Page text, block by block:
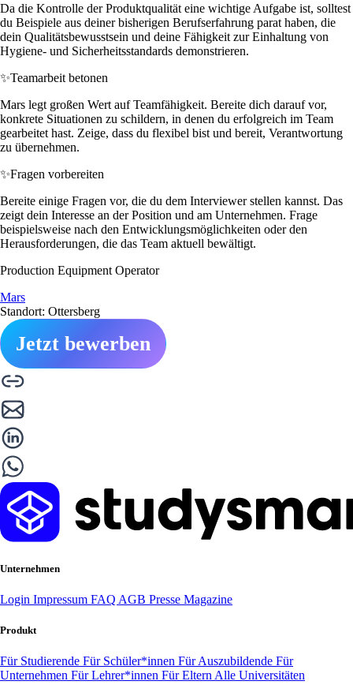
Da die Kontrolle der Produktqualität eine wichtige Aufgabe ist, solltest
du Beispiele aus deiner bisherigen Berufserfahrung parat haben, die
dein Qualitätsbewusstsein und deine Fähigkeit zur Einhaltung von
Hygiene- und Sicherheitsstandards demonstrieren.
✨Teamarbeit betonen
Mars legt großen Wert auf Teamfähigkeit. Bereite dich darauf vor,
konkrete Situationen zu schildern, in denen du erfolgreich im Team
gearbeitet hast. Zeige, dass du flexibel bist und bereit, Verantwortung
zu übernehmen.
✨Fragen vorbereiten
Bereite einige Fragen vor, die du dem Interviewer stellen kannst. Das
zeigt dein Interesse an der Position und am Unternehmen. Frage
beispielsweise nach den Entwicklungsmöglichkeiten oder den
Herausforderungen, die das Team aktuell bewältigt.
Production Equipment Operator
Mars
Standort: Ottersberg
Jetzt bewerben
Unternehmen
Login Impressum FAQ AGB Presse Magazine
Produkt
Für Studierende Für Schüler*innen Für Auszubildende Für
Unternehmen Für Lehrer*innen Für Eltern Alle Universitäten